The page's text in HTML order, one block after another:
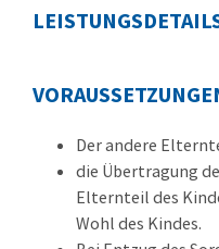
Der andere
die Übertragung
Elternteil des
Wohl des Kindes.